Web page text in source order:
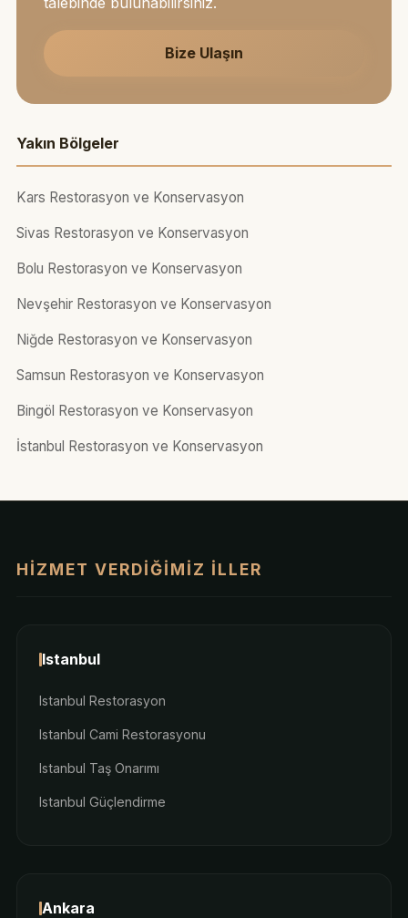
Bize Ulaşın
Yakın Bölgeler
Kars Restorasyon ve Konservasyon
Sivas Restorasyon ve Konservasyon
Bolu Restorasyon ve Konservasyon
Nevşehir Restorasyon ve Konservasyon
Niğde Restorasyon ve Konservasyon
Samsun Restorasyon ve Konservasyon
Bingöl Restorasyon ve Konservasyon
İstanbul Restorasyon ve Konservasyon
HIZMET VERDIĞIMIZ İLLER
Istanbul
Istanbul Restorasyon
Istanbul Cami Restorasyonu
Istanbul Taş Onarımı
Istanbul Güçlendirme
Ankara